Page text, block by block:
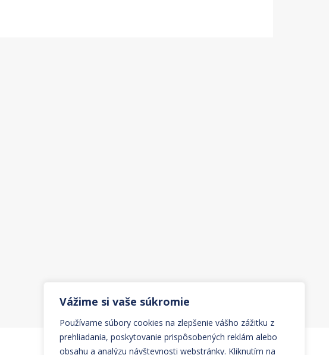
Vážime si vaše súkromie
Používame súbory cookies na zlepšenie vášho zážitku z
prehliadania, poskytovanie prispôsobených reklám alebo
obsahu a analýzu návštevnosti webstránky. Kliknutím na